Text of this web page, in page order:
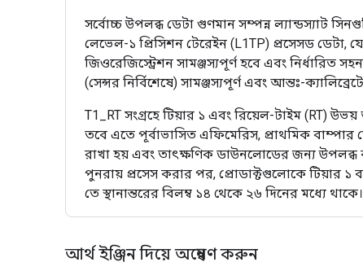
সর্বোচ্চ উপলব্ধ ডেটা গুণমান সম্পন্ন ল্যান্ডস্যাট
লেভেল-১ প্রিসিশন টেরেইন (L1TP) প্রসেসড ডেটা,
জিওরেজিস্ট্রেশন সামঞ্জস্যপূর্ণ হবে এবং নির্ধারিত
(সেন্সর নির্বিশেষে) সামঞ্জস্যপূর্ণ এবং আন্তঃ-
T1_RT সংগ্রহে টিয়ার ১ এবং রিয়েল-টাইম (RT)
তবে এতে পূর্বাভাসিত এফিমেরিস, প্রাথমিক বাম্পার
রাখা হয় এবং তাৎক্ষণিক ডাউনলোডের জন্য উপলব্ধ
পুনরায় প্রসেস করার পর, প্রোডাক্টগুলোকে টিয়ার ১
তে স্থানান্তরের বিলম্ব ১৪ থেকে ২৬ দিনের মধ্যে থাকে।
আর্থ ইঞ্জিন দিয়ে অন্বেষণ করুন